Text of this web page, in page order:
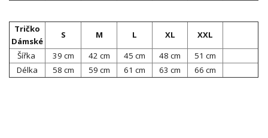
Tričko
Dámské
S M L XL
XXL
Šířka
39 cm 42 cm 45 cm 48 cm
51 cm
Délka
58 cm 59 cm 61 cm 63 cm 66 cm